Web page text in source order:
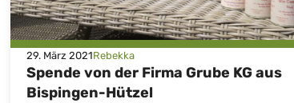
29. März 2021Rebekka
Spende von der Firma Grube KG aus
Bispingen-Hützel